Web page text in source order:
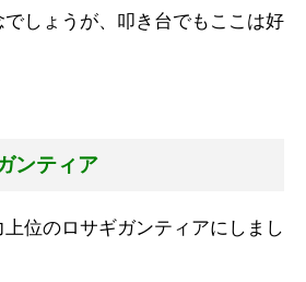
しょうが、叩き台でもここは好
ンティア
位のロサギガンティアにしまし